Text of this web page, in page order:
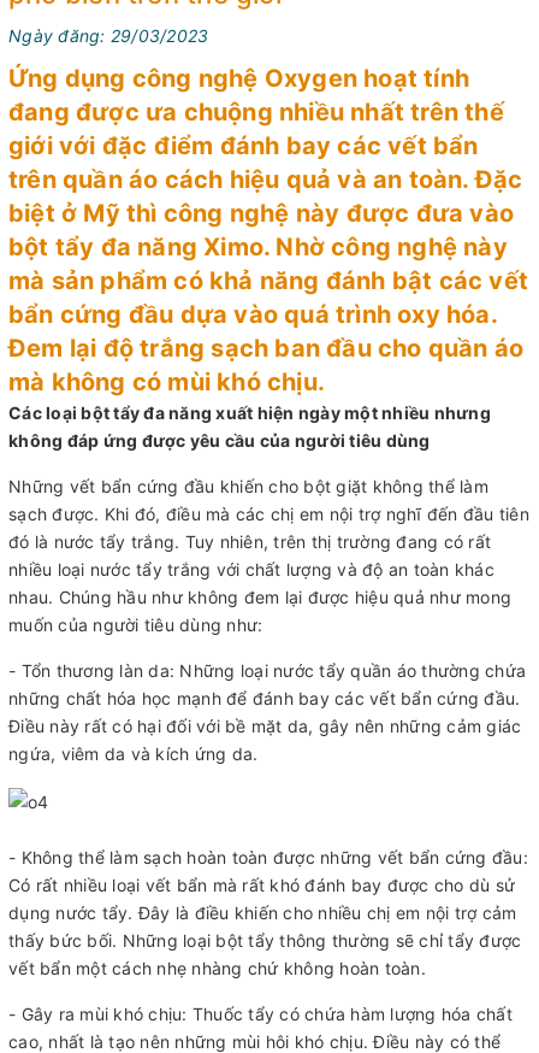
Ngày đăng: 29/03/2023
Ứng dụng công nghệ Oxygen hoạt tính
đang được ưa chuộng nhiều nhất trên thế
giới với đặc điểm đánh bay các vết bẩn
trên quần áo cách hiệu quả và an toàn. Đặc
biệt ở Mỹ thì công nghệ này được đưa vào
bột tẩy đa năng Ximo. Nhờ công nghệ này
mà sản phẩm có khả năng đánh bật các vết
bẩn cứng đầu dựa vào quá trình oxy hóa.
Đem lại độ trắng sạch ban đầu cho quần áo
mà không có mùi khó chịu.
Các loại bột tẩy đa năng xuất hiện ngày một nhiều nhưng
không đáp ứng được yêu cầu của người tiêu dùng
Những vết bẩn cứng đầu khiến cho bột giặt không thể làm
sạch được. Khi đó, điều mà các chị em nội trợ nghĩ đến đầu tiên
đó là nước tẩy trắng. Tuy nhiên, trên thị trường đang có rất
nhiều loại nước tẩy trắng với chất lượng và độ an toàn khác
nhau. Chúng hầu như không đem lại được hiệu quả như mong
muốn của người tiêu dùng như:
- Tổn thương làn da: Những loại nước tẩy quần áo thường chứa
những chất hóa học mạnh để đánh bay các vết bẩn cứng đầu.
Điều này rất có hại đối với bề mặt da, gây nên những cảm giác
ngứa, viêm da và kích ứng da.
- Không thể làm sạch hoàn toàn được những vết bẩn cứng đầu:
Có rất nhiều loại vết bẩn mà rất khó đánh bay được cho dù sử
dụng nước tẩy. Đây là điều khiến cho nhiều chị em nội trợ cảm
thấy bức bối. Những loại bột tẩy thông thường sẽ chỉ tẩy được
vết bẩn một cách nhẹ nhàng chứ không hoàn toàn.
- Gây ra mùi khó chịu: Thuốc tẩy có chứa hàm lượng hóa chất
cao, nhất là tạo nên những mùi hôi khó chịu. Điều này có thể